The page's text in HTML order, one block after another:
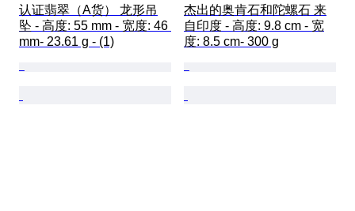
认证翡翠（A货） 龙形吊
坠 - 高度: 55 mm - 宽度: 46
mm- 23.61 g - (1)
杰出的奥肯石和陀螺石 来
自印度 - 高度: 9.8 cm - 宽
度: 8.5 cm- 300 g